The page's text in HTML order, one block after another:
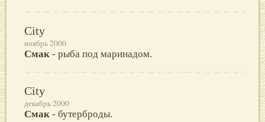
City
ноябрь 2000
Смак - рыба под маринадом.
City
декабрь 2000
Смак - бутерброды.